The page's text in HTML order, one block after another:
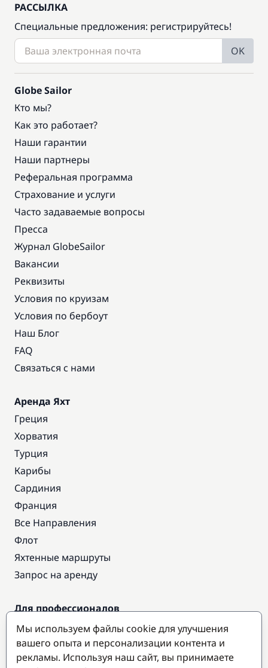
РАССЫЛКА
Специальные предложения: регистрируйтесь!
OK
Globe Sailor
Кто мы?
Как это работает?
Наши гарантии
Наши партнеры
Реферальная программа
Страхование и услуги
Часто задаваемые вопросы
Пресса
Журнал GlobeSailor
Вакансии
Реквизиты
Условия по круизам
Условия по бербоут
Наш Блог
FAQ
Связаться с нами
Аренда Яхт
Греция
Хорватия
Турция
Карибы
Сардиния
Франция
Все Направления
Флот
Яхтенные маршруты
Запрос на аренду
Для профессионалов
Доступ про
Стать партнером
Мы используем файлы cookie для улучшения
вашего опыта и персонализации контента и
рекламы. Используя наш сайт, вы принимаете